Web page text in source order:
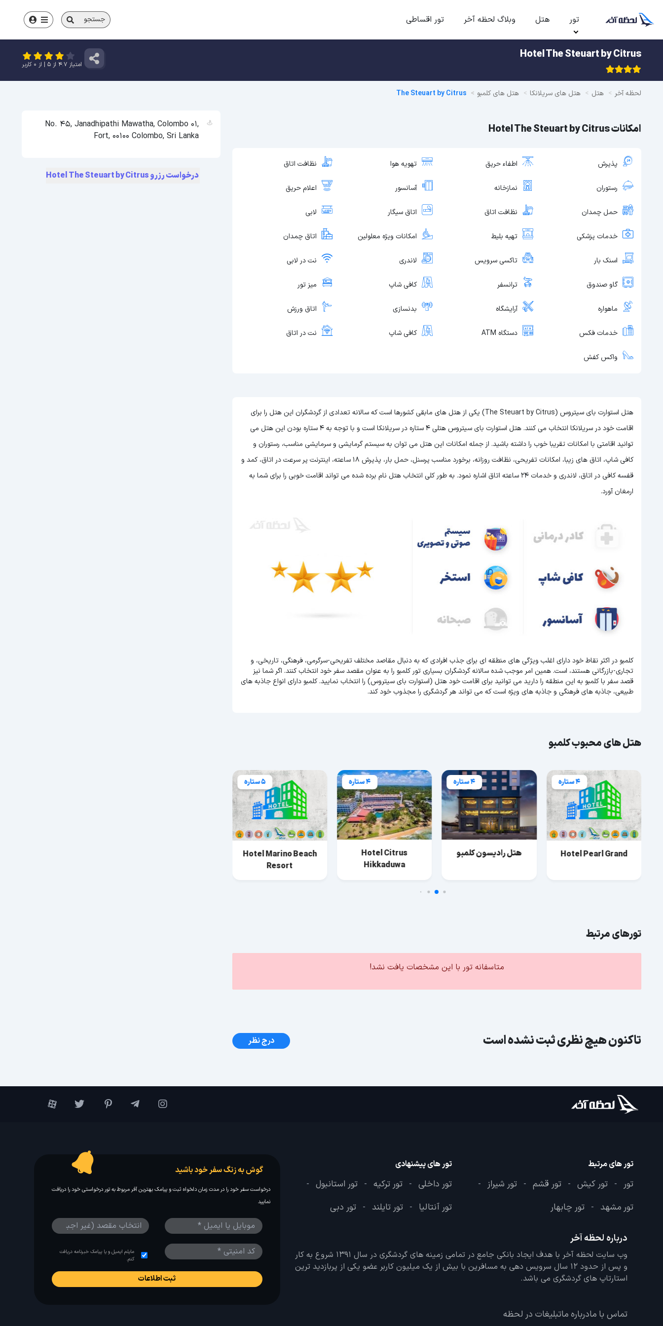
تور هتل وبلاگ لحظه آخر تور اقساطی جستجو
Hotel The Steuart by Citrus
امتیاز 4.7 از 5 | از 0 کاربر
لحظه آخر هتل هتل های سریلانکا هتل های کلمبو The Steuart by Citrus
امکانات Hotel The Steuart by Citrus
پذیرش اطفاء حریق تهویه هوا نظافت اتاق
رستوران نمازخانه آسانسور اعلام حریق
حمل چمدان نظافت اتاق اتاق سیگار لابی
خدمات پزشکی تهیه بلیط امکانات ویژه معلولین اتاق چمدان
اسنک بار تاکسی سرویس لاندری نت در لابی
گاو صندوق ترانسفر کافی شاپ میز تور
ماهواره آرایشگاه بدنسازی اتاق ورزش
خدمات فکس دستگاه ATM کافی شاپ نت در اتاق
واکس کفش
هتل استوارت بای سیتروس (The Steuart by Citrus) یکی از هتل های مابقی کشورها است که سالانه تعدادی از گردشگران این هتل را برای
اقامت خود در سریلانکا انتخاب می کنند. هتل استوارت بای سیتروس هتلی 4 ستاره در سریلانکا است و با توجه به 4 ستاره بودن این هتل
می
توانید اقامتی با امکانات تقریبا خوب را داشته باشید. از جمله امکانات این هتل می توان به سیستم گرمایشی و سرمایشی مناسب، رستوران و
کافی شاپ، اتاق های زیبا، امکانات تفریحی، نظافت روزانه، برخورد مناسب پرسنل، حمل بار، پذیرش 18 ساعته، اینترنت پر سرعت در اتاق، کمد و
قفسه کافی در اتاق، لاندری و خدمات 24 ساعته اتاق اشاره نمود. به طور کلی انتخاب هتل نام برده شده می تواند اقامت خوبی را برای شما به
ارمغان آورد.
کلمبو در اکثر نقاط خود دارای اغلب ویژگی های منطقه ای برای جذب افرادی که به دنبال مقاصد مختلف تفریحی-سرگرمی، فرهنگی، تاریخی، و
تجاری-بازرگانی هستند، است. همین امر موجب شده سالانه گردشگران بسیاری تور کلمبو را به عنوان مقصد سفر خود انتخاب کنند. اگر شما نیز
قصد سفر با کلمبو به این منطقه را دارید می توانید برای اقامت خود هتل (استوارت بای سیتروس) را انتخاب نمایید. کلمبو دارای انواع جاذبه های
طبیعی، جاذبه های فرهنگی و جاذبه های ویژه است که می تواند هر گردشگری را مجذوب خود کند.
هتل های محبوب کلمبو
4 ستاره
Hotel Pearl Grand
4 ستاره
هتل رادیسون کلمبو
4 ستاره
Hotel Citrus
Hikkaduwa
5 ستاره
Hotel Marino Beach
Resort
تورهای مرتبط
متاسفانه تور با این مشخصات یافت نشد!
تاکنون هیچ نظری ثبت نشده است درج نظر
No. 45, Janadhipathi Mawatha, Colombo 01,
Fort, 00100 Colombo, Sri Lanka
درخواست رزرو Hotel The Steuart by Citrus
تور های مرتبط
تور - تور کیش - تور قشم - تور شیراز -
تور مشهد - تور چابهار
تور های پیشنهادی
تور داخلی - تور ترکیه - تور استانبول -
تور آنتالیا - تور تایلند - تور دبی
درباره لحظه آخر
وب سایت لحظه آخر با هدف ایجاد بانکی جامع در تمامی زمینه های گردشگری در سال 1391 شروع به کار
و پس از حدود 12 سال سرویس دهی به مسافرین با بیش از یک میلیون کاربر عضو یکی از پربازدید ترین
استارتاپ های گردشگری می باشد.
تماس با مادرباره ماتبلیغات در لحظه
گوش به زنگ سفر خود باشید
درخواست سفر خود را در مدت زمان دلخواه ثبت و پیامک بهترین آفر مربوط به تور درخواستی خود را دریافت
نمایید
مایلم ایمیل و یا پیامک خبرنامه دریافت
کنم.